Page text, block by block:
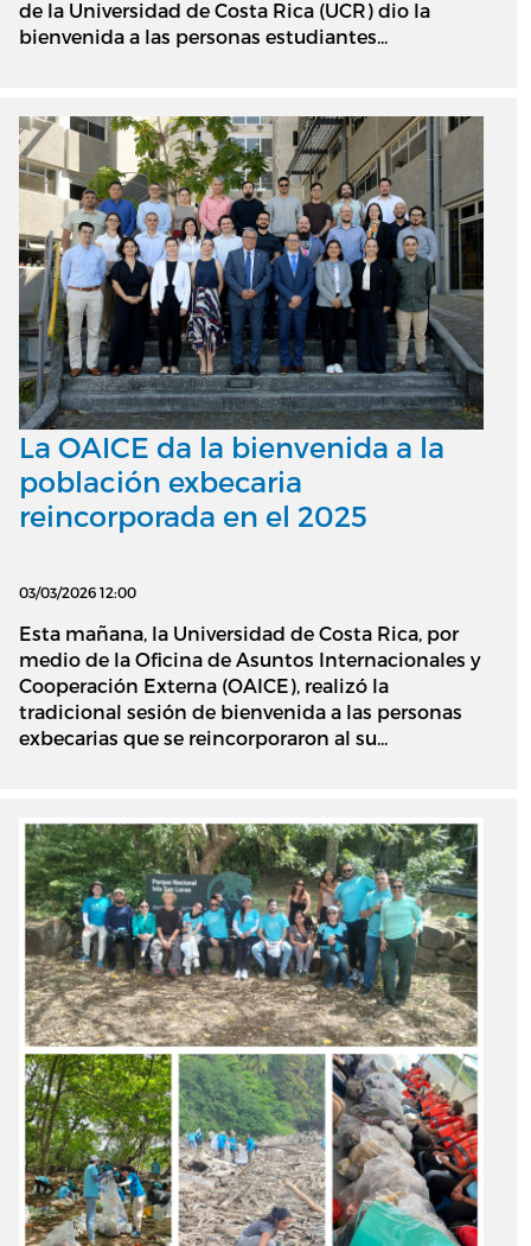
de la Universidad de Costa Rica (UCR) dio la
bienvenida a las personas estudiantes...
La OAICE da la bienvenida a la
población exbecaria
reincorporada en el 2025
03/03/2026 12:00
Esta mañana, la Universidad de Costa Rica, por
medio de la Oficina de Asuntos Internacionales y
Cooperación Externa (OAICE), realizó la
tradicional sesión de bienvenida a las personas
exbecarias que se reincorporaron al su...